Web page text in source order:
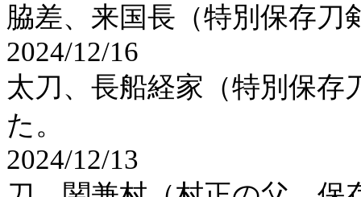
脇差、来国長（特別保存
2024/12/16
太刀、長船経家（特別保
た。
2024/12/13